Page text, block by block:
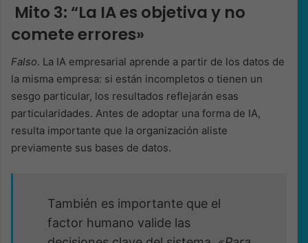
Mito 3: “La IA es objetiva y no
comete errores»
Falso. La IA empresarial aprende a partir de los datos de
la misma empresa: si están incompletos o tienen un
sesgo particular, los resultados reflejarán esas
particularidades. Antes de adoptar una forma de IA,
resulta importante que la organización aliste
previamente sus bases de datos.
También es importante que el
factor humano valide las